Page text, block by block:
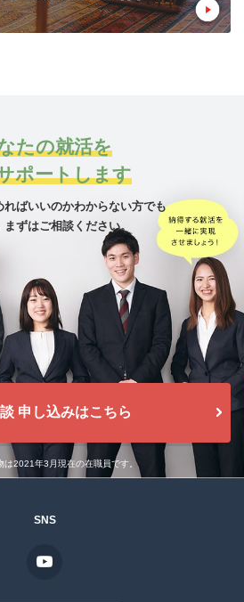
たの就活を
ポートします
ればいいのかわからない方でも
まずはご相談ください。
申し込みはこちら
2021年3月現在の在職員です。
SNS